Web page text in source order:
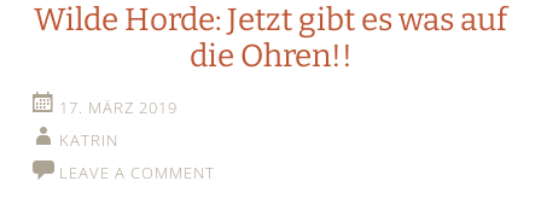
Wilde Horde: Jetzt gibt es was auf
die Ohren!!
17. MÄRZ 2019
KATRIN
LEAVE A COMMENT